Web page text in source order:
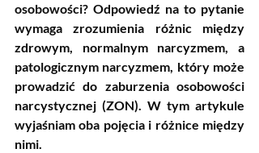
osobowości? Odpowiedź na to pytanie
wymaga zrozumienia różnic między
zdrowym, normalnym narcyzmem, a
patologicznym narcyzmem, który może
prowadzić do zaburzenia osobowości
narcystycznej (ZON). W tym artykule
wyjaśniam oba pojęcia i różnice między
nimi.